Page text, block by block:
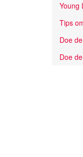
Young
Tips
Doe
Doe